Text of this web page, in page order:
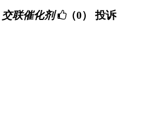
交联催化剂 （0） 投诉